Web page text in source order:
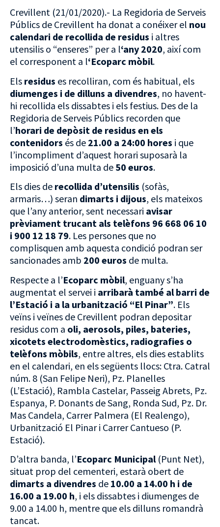
Crevillent (21/01/2020).- La Regidoria de Serveis
Públics de Crevillent ha donat a conéixer el nou
calendari de recollida de residus i altres
utensilis o “enseres” per a l‘any 2020, així com
el corresponent a l‘Ecoparc mòbil.
Els residus es recolliran, com és habitual, els
diumenges i de dilluns a divendres, no havent-
hi recollida els dissabtes i els festius. Des de la
Regidoria de Serveis Públics recorden que
l’horari de depòsit de residus en els
contenidors és de 21.00 a 24:00 hores i que
l’incompliment d’aquest horari suposarà la
imposició d’una multa de 50 euros.
Els dies de recollida d’utensilis (sofàs,
armaris…) seran dimarts i dijous, els mateixos
que l’any anterior, sent necessari avisar
prèviament trucant als telèfons 96 668 06 10
i 900 12 18 79. Les persones que no
complisquen amb aquesta condició podran ser
sancionades amb 200 euros de multa.
Respecte a l’Ecoparc mòbil, enguany s’ha
augmentat el servei i arribarà també al barri de
l’Estació i a la urbanització “El Pinar”. Els
veïns i veïnes de Crevillent podran depositar
residus com a oli, aerosols, piles, bateries,
xicotets electrodomèstics, radiografies o
telèfons mòbils, entre altres, els dies establits
en el calendari, en els següents llocs: Ctra. Catral
núm. 8 (San Felipe Neri), Pz. Planelles
(L’Estació), Rambla Castelar, Passeig Abrets, Pz.
Espanya, P. Donants de Sang, Ronda Sud, Pz. Dr.
Mas Candela, Carrer Palmera (El Realengo),
Urbanització El Pinar i Carrer Cantueso (P.
Estació).
D’altra banda, l’Ecoparc Municipal (Punt Net),
situat prop del cementeri, estarà obert de
dimarts a divendres de 10.00 a 14.00 h i de
16.00 a 19.00 h, i els dissabtes i diumenges de
9.00 a 14.00 h, mentre que els dilluns romandrà
tancat.